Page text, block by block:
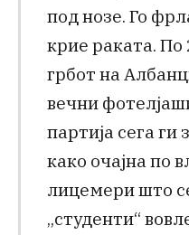
под нозе. Го
крие раката. По
грбот на
вечни
партија сега ги
како очајна по
лицемери што
„студенти“